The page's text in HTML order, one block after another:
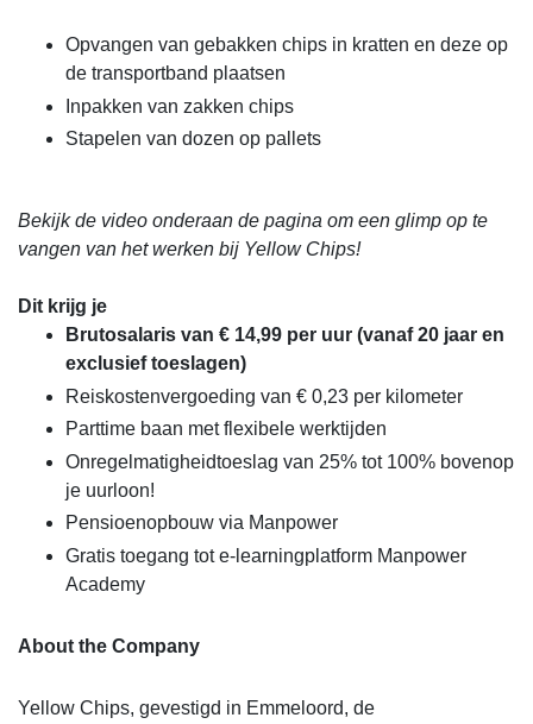
Opvangen van gebakken chips in kratten en deze op
de transportband plaatsen
Inpakken van zakken chips
Stapelen van dozen op pallets
Bekijk de video onderaan de pagina om een glimp op te
vangen van het werken bij Yellow Chips!
Dit krijg je
Brutosalaris van € 14,99 per uur (vanaf 20 jaar en
exclusief toeslagen)
Reiskostenvergoeding van € 0,23 per kilometer
Parttime baan met flexibele werktijden
Onregelmatigheidtoeslag van 25% tot 100% bovenop
je uurloon!
Pensioenopbouw via Manpower
Gratis toegang tot e-learningplatform Manpower
Academy
About the Company
Yellow Chips, gevestigd in Emmeloord, de